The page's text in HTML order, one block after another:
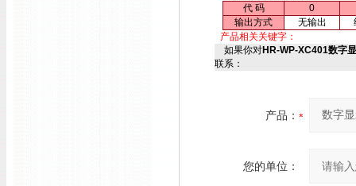
代 码
0
输出方式
无输出
产品相关关键字：
如果你对HR-WP-XC401数字
联系：
产品：
您的单位：